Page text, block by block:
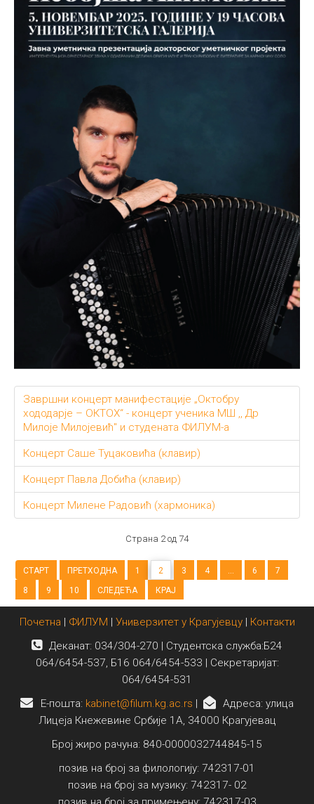
Завршни концерт манифестације „Октобру
хододарје – ОКТОХ“ - концерт ученика МШ ,, Др
Милоје Милојевић" и студената ФИЛУМ-а
Концерт Саше Туцаковића (клавир)
Концерт Павла Добића (клавир)
Концерт Милене Радовић (хармоника)
Страна 2 од 74
СТАРТ ПРЕТХОДНА 1 2 3 4 ... 6
7
8
9 10 СЛЕДЕЋА КРАЈ
Почетна ФИЛУМ Универзитет у Крагујевцу| Контакти
Деканат: 034/304-270 | Студентска служба:Б24
064/6454-537, Б16 064/6454-533 | Секретаријат:
064/6454-531
E-пошта: kabinet@filum.kg.ac.rs
Адреса: улица
Лицеја Кнежевине Србије 1А, 34000 Крагујевац
Број жиро рачуна: 840-0000032744845-15
позив на број за филологију: 742317-01
позив на број за музику: 742317- 02